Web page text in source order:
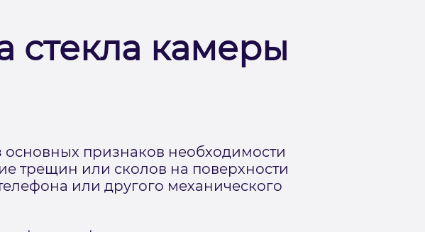
стекла камеры
признаков необходимости
трещин или сколов на поверхности
или другого механического